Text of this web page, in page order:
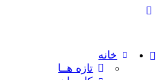
خانه
تازه هــا